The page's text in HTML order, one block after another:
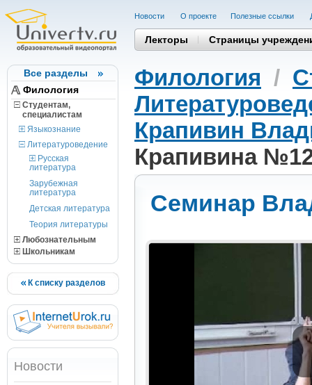
Все разделы
Филология
Студентам,
cпециалистам
Языкознание
Литературоведение
Русская
литература
Зарубежная
литература
Детская литература
Теория литературы
Любознательным
Школьникам
К списку разделов
Новости
Новости О проекте Полезные cсылки
Лекторы Страницы
Филология /
Крапивин
Крапивина
Семинар